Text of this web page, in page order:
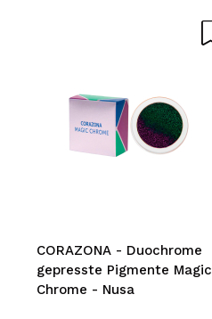
CORAZONA - Duochrome
gepresste Pigmente Magic
Chrome - Nusa